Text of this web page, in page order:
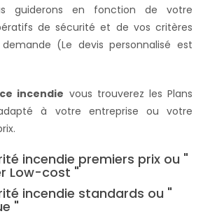
guiderons en fonction de votre
de sécurité et de vos critères
(Le devis personnalisé est
incendie vous trouverez les Plans
à votre entreprise ou votre
incendie premiers prix ou "
Low-cost "
incendie standards ou "
"